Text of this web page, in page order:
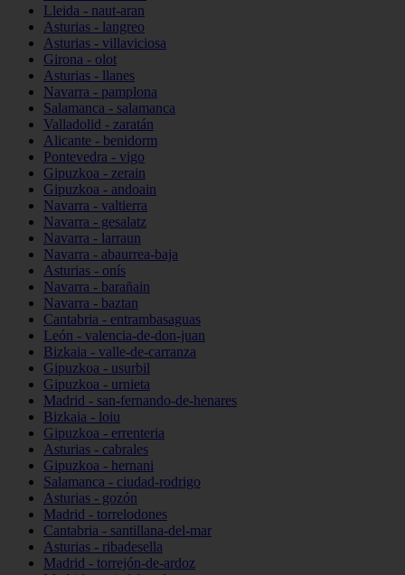
Lleida - naut-aran
Asturias - langreo
Asturias - villaviciosa
Girona - olot
Asturias - llanes
Navarra - pamplona
Salamanca - salamanca
Valladolid - zaratán
Alicante - benidorm
Pontevedra - vigo
Gipuzkoa - zerain
Gipuzkoa - andoain
Navarra - valtierra
Navarra - gesalatz
Navarra - larraun
Navarra - abaurrea-baja
Asturias - onís
Navarra - barañain
Navarra - baztan
Cantabria - entrambasaguas
León - valencia-de-don-juan
Bizkaia - valle-de-carranza
Gipuzkoa - usurbil
Gipuzkoa - urnieta
Madrid - san-fernando-de-henares
Bizkaia - loiu
Gipuzkoa - errenteria
Asturias - cabrales
Gipuzkoa - hernani
Salamanca - ciudad-rodrigo
Asturias - gozón
Madrid - torrelodones
Cantabria - santillana-del-mar
Asturias - ribadesella
Madrid - torrejón-de-ardoz